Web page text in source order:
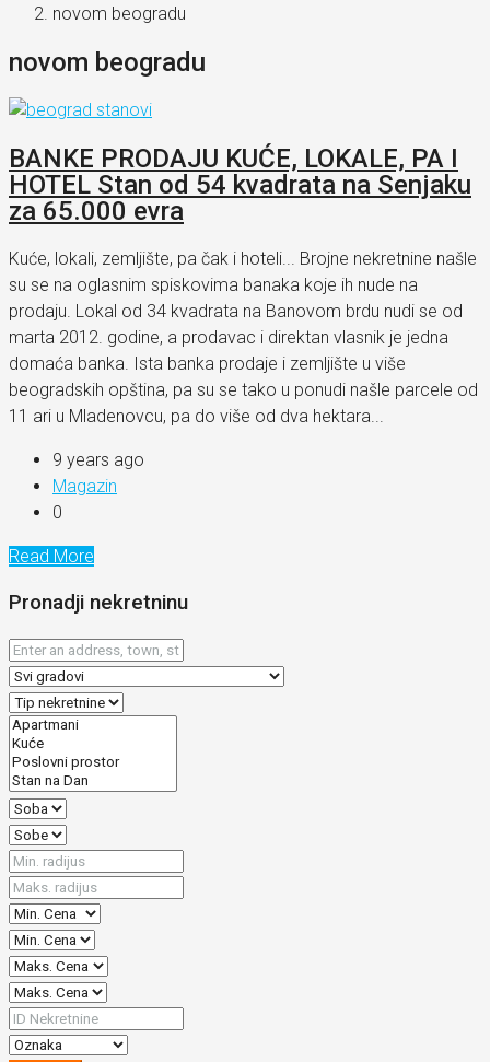
novom beogradu
novom beogradu
BANKE PRODAJU KUĆE, LOKALE, PA I
HOTEL Stan od 54 kvadrata na Senjaku
za 65.000 evra
Kuće, lokali, zemljište, pa čak i hoteli... Brojne nekretnine našle
su se na oglasnim spiskovima banaka koje ih nude na
prodaju. Lokal od 34 kvadrata na Banovom brdu nudi se od
marta 2012. godine, a prodavac i direktan vlasnik je jedna
domaća banka. Ista banka prodaje i zemljište u više
beogradskih opština, pa su se tako u ponudi našle parcele od
11 ari u Mladenovcu, pa do više od dva hektara...
9 years ago
Magazin
0
Read More
Pronadji nekretninu